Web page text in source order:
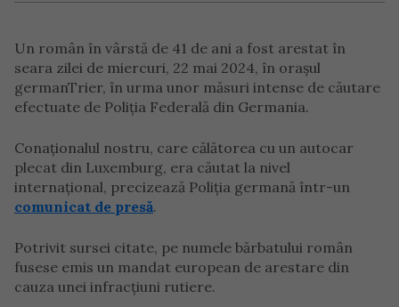
Un român în vârstă de 41 de ani a fost arestat în
seara zilei de miercuri, 22 mai 2024, în orașul
germanTrier, în urma unor măsuri intense de căutare
efectuate de Poliția Federală din Germania.
Conaționalul nostru, care călătorea cu un autocar
plecat din Luxemburg, era căutat la nivel
internațional, precizează Poliția germană într-un
comunicat de presă.
Potrivit sursei citate, pe numele bărbatului român
fusese emis un mandat european de arestare din
cauza unei infracțiuni rutiere.